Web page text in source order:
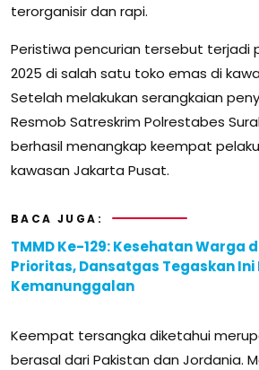
terorganisir dan rapi.
Peristiwa pencurian tersebut terjadi
2025 di salah satu toko emas di
Setelah melakukan serangkaian
Resmob Satreskrim Polrestabes
berhasil menangkap keempat
kawasan Jakarta Pusat.
BACA JUGA:
TMMD Ke-129: Kesehatan Warga
Prioritas, Dansatgas Tegaskan
Kemanunggalan
Keempat tersangka diketahui
berasal dari Pakistan dan Jordania.